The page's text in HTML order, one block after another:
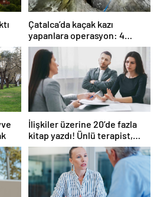
Çatalca’da kaçak kazı
yapanlara operasyon: 4
gözaltı
İlişkiler üzerine 20’de fazla
kitap yazdı! Ünlü terapist,
boşanmaların gerçek
suçlularını açıklıyor